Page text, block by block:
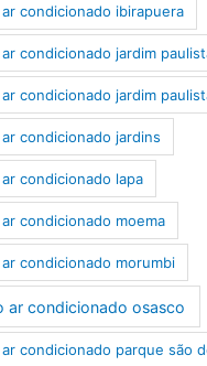
condicionado ibirapuera
condicionado jardim
condicionado jardim
condicionado jardins
condicionado lapa
condicionado moema
condicionado morumbi
ar condicionado osasco
condicionado parque são